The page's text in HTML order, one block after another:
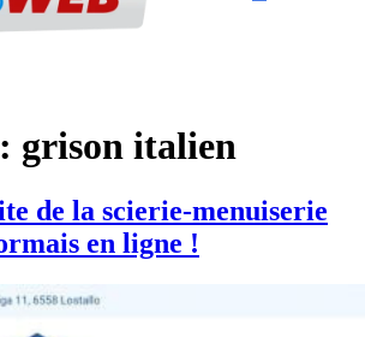
grison italien
de la scierie-menuiserie
en ligne !